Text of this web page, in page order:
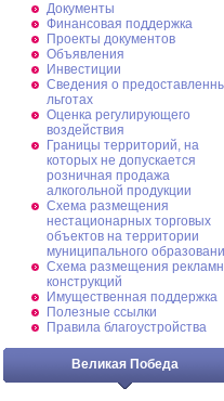
Документы
Финансовая поддержка
Проекты документов
Объявления
Инвестиции
Сведения о
льготах
Оценка регулирующего
воздействия
Границы территорий, на
которых не допускается
розничная продажа
алкогольной продукции
Схема размещения
нестационарных торговых
объектов на территории
муниципального
Схема размещения
конструкций
Имущественная поддержка
Полезные ссылки
Правила благоустройства
Великая Победа